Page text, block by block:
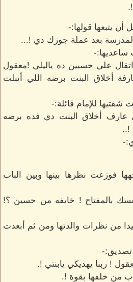
أن يتبعها قولها:-
المدرسة بعد عملة جوزك دي !...
ساعديها:-
علي حسيين ده ياليلي !معقول
أخلاق البنت برضه اللي أتبلت
للإمام قائلة:-
عارف أخلاق البنت دي فده برضه
!..
فوزعت نظرها بينها وبين الباب
بالمفتاح ! خايفه من حسين ؟!
من نظرات والدتها ومن ثم أبعدت
تصديق:-
! ربنا يهديكي يابنتي !.
من خلفها بقوة !.